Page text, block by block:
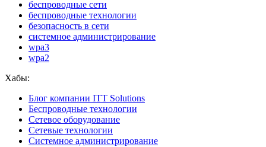
беспроводные сети
беспроводные технологии
безопасность в сети
системное администрирование
wpa3
wpa2
Хабы:
Блог компании ITT Solutions
Беспроводные технологии
Сетевое оборудование
Сетевые технологии
Системное администрирование